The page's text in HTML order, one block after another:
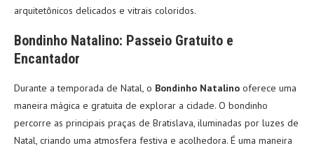
arquitetônicos delicados e vitrais coloridos.
Bondinho Natalino: Passeio Gratuito e
Encantador
Durante a temporada de Natal, o Bondinho Natalino oferece uma
maneira mágica e gratuita de explorar a cidade. O bondinho
percorre as principais praças de Bratislava, iluminadas por luzes de
Natal, criando uma atmosfera festiva e acolhedora. É uma maneira